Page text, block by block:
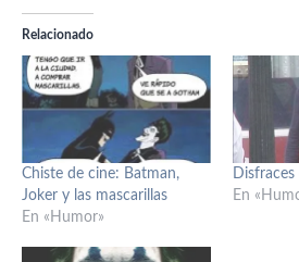
Relacionado
Chiste de cine: Batman,
Joker y las mascarillas
En «Humor»
En